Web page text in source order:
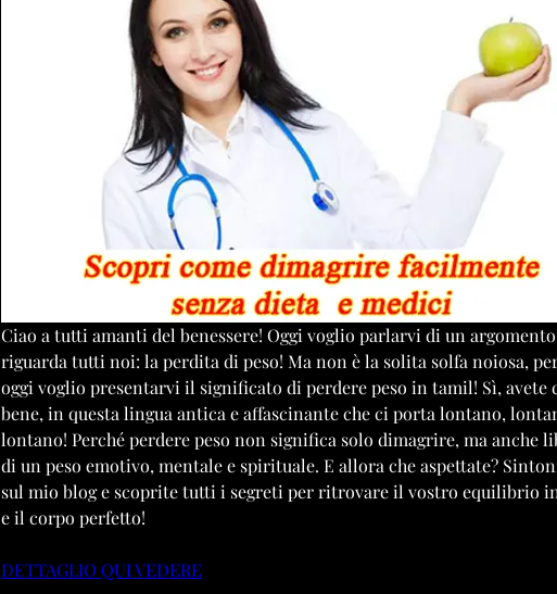
Ciao a tutti amanti del benessere! Oggi voglio parlarvi di un
riguarda tutti noi: la perdita di peso! Ma non è la solita solfa noiosa,
oggi voglio presentarvi il significato di perdere peso in tamil! Sì, avete
bene, in questa lingua antica e affascinante che ci porta lontano,
lontano! Perché perdere peso non significa solo dimagrire, ma anche
di un peso emotivo, mentale e spirituale. E allora che aspettate?
sul mio blog e scoprite tutti i segreti per ritrovare il vostro equilibrio
e il corpo perfetto!
DETTAGLIO QUI VEDERE